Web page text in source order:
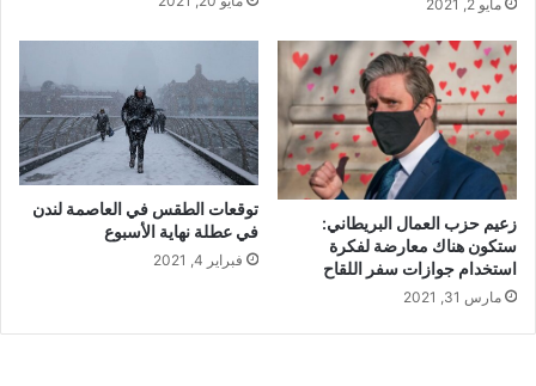
مايو 2, 2021
زعيم حزب العمال البريطاني:
ستكون هناك معارضة لفكرة
استخدام جوازات سفر اللقاح
مارس 31, 2021
توقعات الطقس في العاصمة لندن
في عطلة نهاية الأسبوع
فبراير 4, 2021